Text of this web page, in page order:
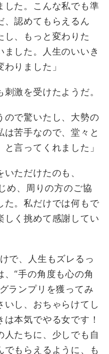
した。こんな私でも準
、認めてもらえるん
し、もっと変わりた
した。人生のいいき
りました」
激を受けたようだ。
ので驚いたし、大勢の
苦手なので、堂々と
言ってくれました」
いただけたのも、
め、周りの方のご協
た。私だけでは何もで
しく挑めて感謝してい
で、人生もズレるっ
“手の角度も心の角
ランプリを獲ってみ
いし、おちゃらけてし
本気でやる女です！
たちに、少しでも自
もらえるように、も